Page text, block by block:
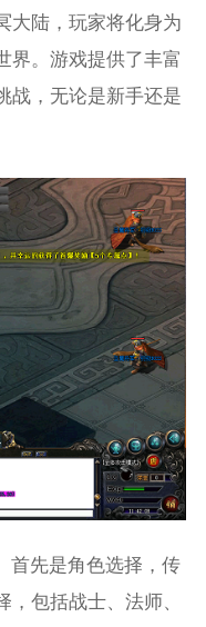
大陆，玩家将化身为
界。游戏提供了丰富
战，无论是新手还是
首先是角色选择，传
包括战士、法师、